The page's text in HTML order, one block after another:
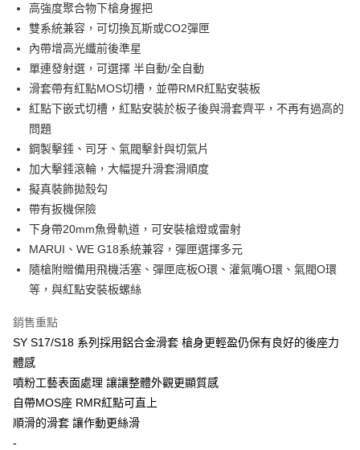
國泰世華商業銀行
臺灣中小企業銀行
台中商業銀行
匯豐（台灣）商業銀行
聯邦商業銀行
元大商業銀行
永豐商業銀行
玉山商業銀行
星展（台灣）商業銀行
台新國際商業銀行
中國信託商業銀行
台灣樂天信用卡公司
Apple Pay
街口支付
AFTEE先享後付
相關說明
【關於「AFTEE先享後付」】
AFTEE先享後付是「在收到商品之後才付款」的支付方式。 讓您購物簡單
便利好安心！
１．簡單：不需註冊會員、不需綁卡、不需儲值。
２．便利：只要手機號碼，簡訊認證，即可結帳。
【「AFTEE先享後付」結帳流程】
１．於結帳方式選擇「AFTEE先享後付」後，將跳轉至「AFTEE先享後付」
結帳頁面，進行簡訊認證並確認金額後，即可完成結帳。
２．訂單成立數日內，您將收到繳費通知簡訊。
ATM／網路銀行／等多元方式進行付款，方視為交易完成。
※ 請注意：結帳手續完成當下不需立刻繳費，但若您需要取消訂單，請聯絡
購買商品的店家。未經商家同意取消之訂單仍視為有效，需透過AFTEE先享
後付繳納相關費用。
※ 交易是否成功請以「AFTEE先享後付 」之結帳頁面顯示為準，若有關於
客戶支援中心」https://netprotections.freshdesk.com/support/home
貨到付款
運送方式
全家取貨付款
每筆NT$60，滿NT$2,000(含以上)免運費
每筆NT$60，滿NT$2,000(含以上)免運費
7-11取貨(快速到店)
每筆NT$60，滿NT$2,000(含以上)免運費
新竹物流
每筆NT$200，滿NT$2,000(含以上)免運費
高強度聚合物下槍身握把
雙系統兼容，可切換瓦斯或CO2彈匣
內帶增高光纖前後準星
單連發射選，可選擇 半自動/全自動
滑套帶有紅點MOS切槽，並帶RMR紅點安裝板
紅點下嵌式切槽，紅點安裝於板子後與滑套齊平，不再有過高的
問題
鋼製擊錘、司牙、氣閥擊針與切氣片
加大擊錘滾輪，大幅提升滑套滑順度
擬真裝飾拋殼勾
帶有扳機保險
下身帶20mm魚骨軌道，可安裝槍燈或雷射
MARUI、WE G18系統兼容，彈匣選擇多元
隨槍附贈備用飛機活塞、彈匣底板O環、灌氣嘴O環、氣閥O環
等，與紅點安裝板螺絲
銷售重點
SY S17/S18 系列採用鋁合金滑套 槍身更輕盈仍保有良好的後座力
體感
噴粉工藝表面處理 讓讓整體外觀更顯質感
自帶MOS座 RMR紅點可直上
順滑的滑套 讓作動更絲滑
-